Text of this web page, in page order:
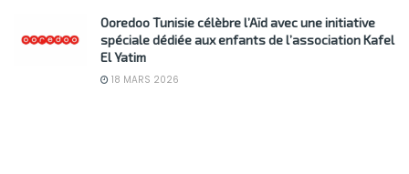
Ooredoo Tunisie célèbre l’Aïd avec une initiative
spéciale dédiée aux enfants de l’association Kafel
El Yatim
18 MARS 2026